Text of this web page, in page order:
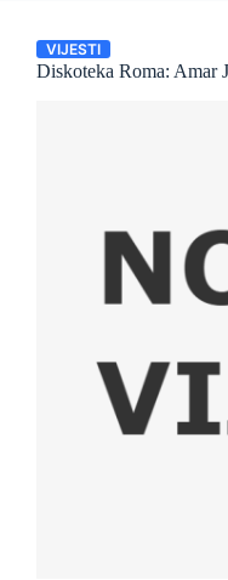
VIJESTI
Diskoteka Roma: Amar